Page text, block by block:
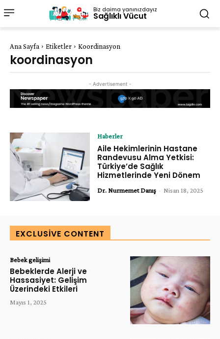
Biz daima yanınızdayız
Sağlıklı Vücut
Ana Sayfa Etiketler Koordinasyon
koordinasyon
- Advertisement -
Haberler
Aile Hekimlerinin Hastane
Randevusu Alma Yetkisi:
Türkiye’de Sağlık
Hizmetlerinde Yeni Dönem
Dr. Nurmemet Danış - Nisan 18, 2025
EXCLUSIVE CONTENT
Bebek gelişimi
Bebeklerde Alerji ve
Hassasiyet: Gelişim
Üzerindeki Etkileri
Mayıs 1, 2025